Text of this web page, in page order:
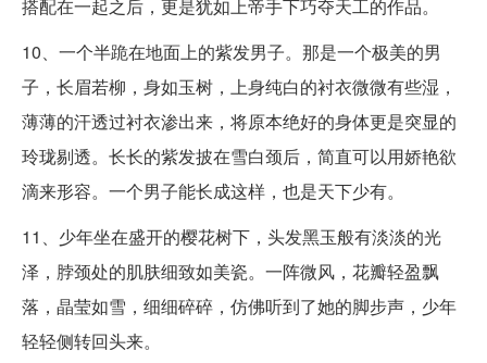
搭配在一起之后，更是犹如上帝手下巧夺天工的作品。
10、一个半跪在地面上的紫发男子。那是一个极美的男
子，长眉若柳，身如玉树，上身纯白的衬衣微微有些湿，
薄薄的汗透过衬衣渗出来，将原本绝好的身体更是突显的
玲珑剔透。长长的紫发披在雪白颈后，简直可以用娇艳欲
滴来形容。一个男子能长成这样，也是天下少有。
11、少年坐在盛开的樱花树下，头发黑玉般有淡淡的光
泽，脖颈处的肌肤细致如美瓷。一阵微风，花瓣轻盈飘
落，晶莹如雪，细细碎碎，仿佛听到了她的脚步声，少年
轻轻侧转回头来。